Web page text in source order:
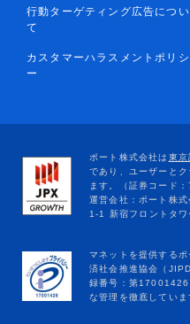
行動ターゲティング広告につい
て
カスタマーハラスメントポリシ
ー